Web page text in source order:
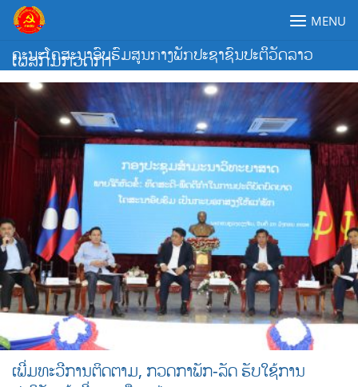
Skip
content
ຄະນະໂຄສະນາອົບຮົມສູນກາງພັກປະຊາຊົນປະຕິວັດລາວ
MENU
ເພສກົມກວດກາ
ເພີ່ມທະວີການຕິດຕາມ, ກວດກາພັກ-ລັດ ຮັບໃຊ້ການ